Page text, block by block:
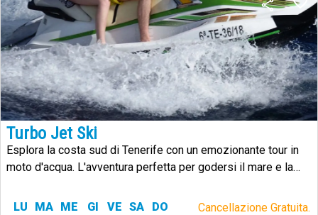
Turbo Jet Ski
Esplora la costa sud di Tenerife con un emozionante tour in
moto d'acqua. L'avventura perfetta per godersi il mare e la
LU
MA ME GI VE SA DO Cancellazione Gratuita.